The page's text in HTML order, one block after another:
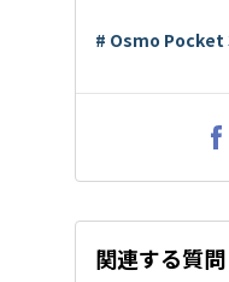
# Osmo Pocket
関連する質問